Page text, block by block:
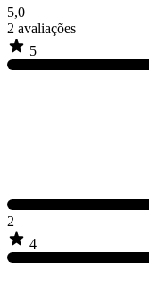
5,0
2 avaliações
5
2
4